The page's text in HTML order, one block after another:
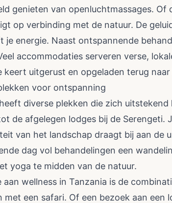
genieten van openluchtmassages. Of
op verbinding met de natuur. De
je energie. Naast ontspannende
accommodaties serveren verse,
keert uitgerust en opgeladen terug naar
voor ontspanning
diverse plekken die zich
de afgelegen lodges bij de
van het landschap draagt bij aan de
dag vol behandelingen een
yoga te midden van de natuur.
aan wellness in Tanzania is de
met een safari. Of een bezoek aan een